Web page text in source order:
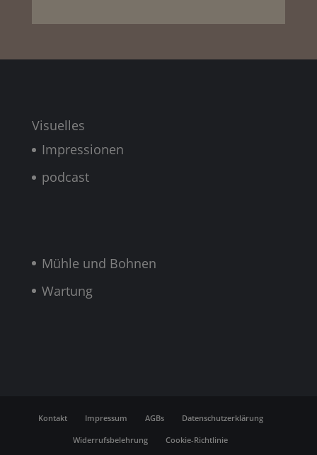
Visuelles
Impressionen
podcast
Mühle und Bohnen
Wartung
Kontakt Impressum AGBs Datenschutzerklärung
Widerrufsbelehrung Cookie-Richtlinie